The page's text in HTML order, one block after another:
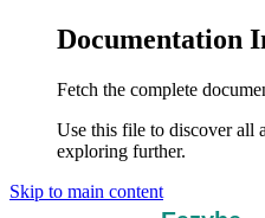
Documentation
Fetch the complete
Use this file to discover all
exploring further.
Skip to main content